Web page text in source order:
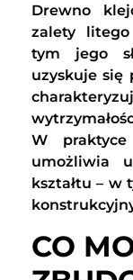
Drewno
zalety
tym jego
uzyskuje się
W
umożliwia
kształtu – w
CO